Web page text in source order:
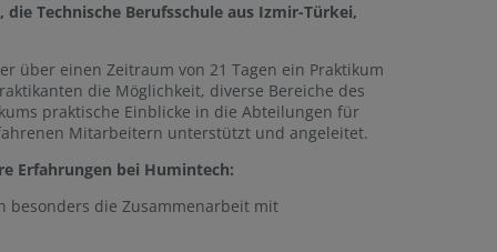
Technische Berufsschule aus Izmir-Türkei,
über einen Zeitraum von 21 Tagen ein Praktikum
die Möglichkeit, diverse Bereiche des
praktische Einblicke in die Abteilungen für
Mitarbeitern unterstützt und angeleitet.
Erfahrungen bei Humintech:
besonders die Zusammenarbeit mit